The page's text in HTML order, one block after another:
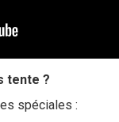
tente ?
spéciales :